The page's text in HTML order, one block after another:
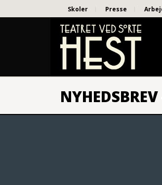
Skoler Presse